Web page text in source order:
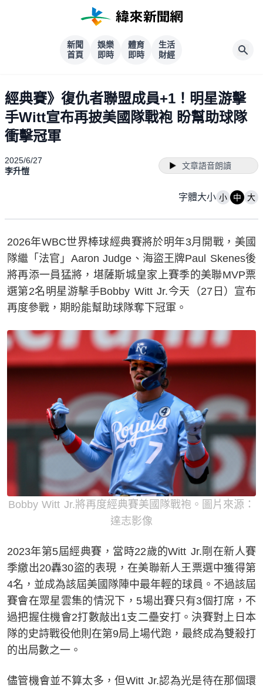
新聞
首頁
娛樂
即時
體育
即時
生活
財經
經典賽》復仇者聯盟成員+1！明星游擊
手Witt宣布再披美國隊戰袍 盼幫助球隊
衝擊冠軍
2025/6/27
李升愷
文章語音朗讀
字體大小 小 中 大
2026年WBC世界棒球經典賽將於明年3月開戰，美國
隊繼「法官」Aaron Judge、海盜王牌Paul Skenes後
將再添一員猛將，堪薩斯城皇家上賽季的美聯MVP票
選第2名明星游擊手Bobby Witt Jr.今天（27日）宣布
再度參戰，期盼能幫助球隊奪下冠軍。
Bobby Witt Jr.將再度經典賽美國隊戰袍。圖片來源：
達志影像
2023年第5屆經典賽，當時22歲的Witt Jr.剛在新人賽
季繳出20轟30盜的表現，在美聯新人王票選中獲得第
4名，並成為該屆美國隊陣中最年輕的球員。不過該屆
賽會在眾星雲集的情況下，5場出賽只有3個打席，不
過把握住機會2打數敲出1支二壘安打。決賽對上日本
隊的史詩戰役他則在第9局上場代跑，最終成為雙殺打
的出局數之一。
儘管機會並不算太多，但Witt Jr.認為光是待在那個環